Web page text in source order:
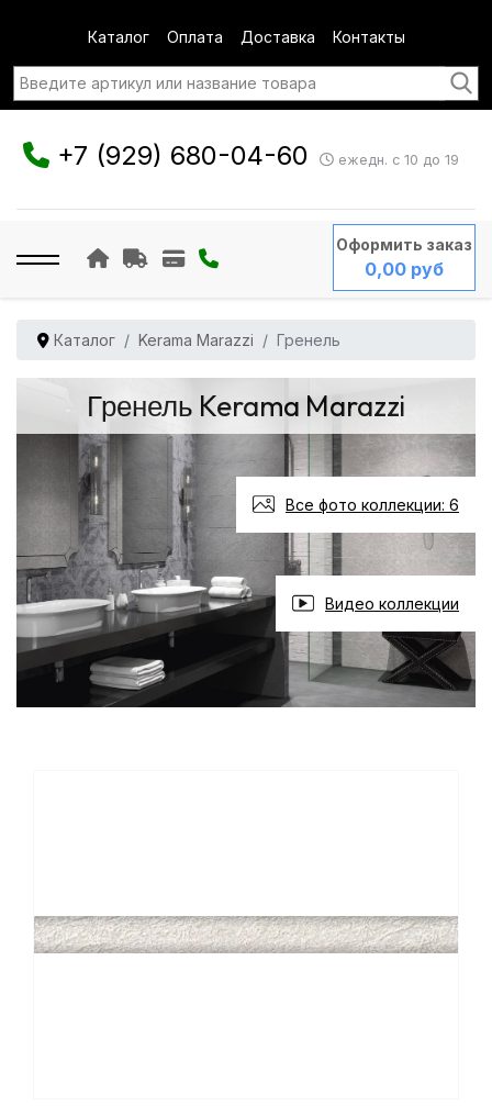
Каталог Оплата Доставка Контакты
+7 (929) 680-04-60 ежедн. с 10 до 19
Оформить заказ
0,00 руб
Каталог Kerama Marazzi Гренель
Гренель Kerama Marazzi
Все фото коллекции: 6
Видео коллекции